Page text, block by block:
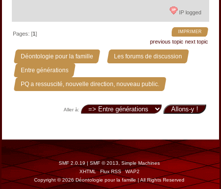
IP logged
IMPRIMER
Pages: [1]
previous topic next topic
Déontologie pour la famille » Les forums de discussion »
Entre générations »
PQ a ressuscité, nouvelle direction, nouveau public.
Aller à:
SMF 2.0.19|SMF © 2013, Simple Machines
XHTML
Flux RSS
WAP2
Copyright © 2026 Déontologie pour la famille | All Rights Reserved